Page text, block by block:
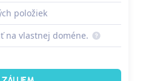
položiek
na vlastnej doméne.